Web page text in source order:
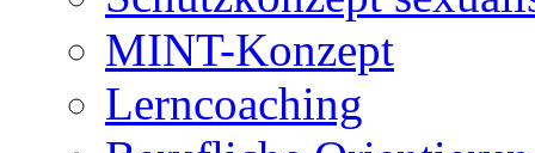
MINT-Konzept
Lerncoaching